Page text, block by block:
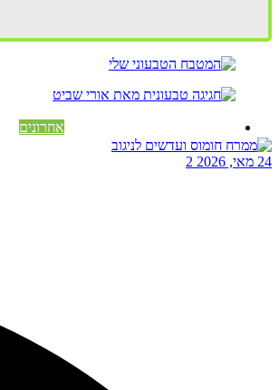
אחרונים
24 מאי, 2026 2